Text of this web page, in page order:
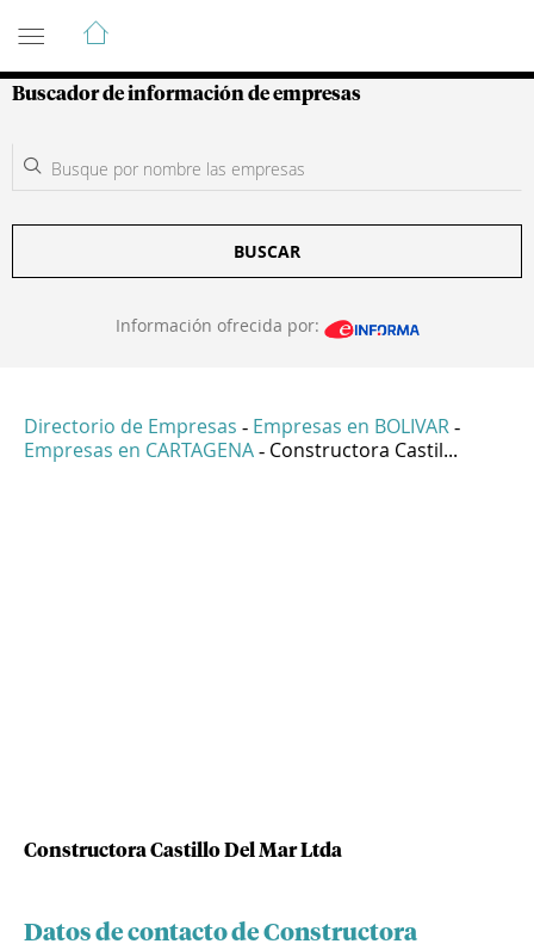
Guía de Empresas Colombianas
Buscador de información de empresas
BUSCAR
Información ofrecida por:
Directorio de Empresas - Empresas en BOLIVAR -
Empresas en CARTAGENA - Constructora Castil...
Constructora Castillo Del Mar Ltda
Datos de contacto de Constructora